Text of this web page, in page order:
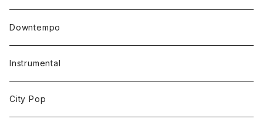
Downtempo
Instrumental
City Pop